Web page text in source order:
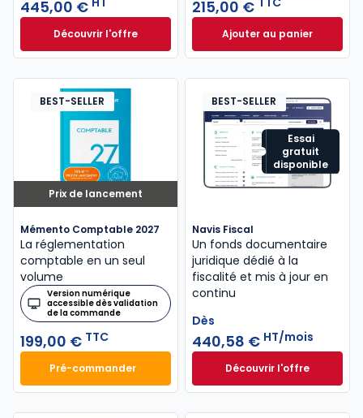
445,00 €
Découvrir l'offreGenIA-L DAF à partir de
Dès
215,00 €
Ajouter au panier
Mémento Fiscal
Prix de lancement
BEST-SELLER
Mémento Comptable 2027
La réglementation
comptable en un seul
volume
Version numérique
accessible dès validation
de la commande
199,00 € TTC
Pré-commanderMémento Comptable 2027 à 199,00 € TTC
Essai
gratuit
disponible
BEST-SELLER
Navis Fiscal
Un fonds documentaire
juridique dédié à la
fiscalité et mis à jour en
continu
Dès
440,58 € HT/mois
Découvrir l'offre
Navis Fiscal à
Dès